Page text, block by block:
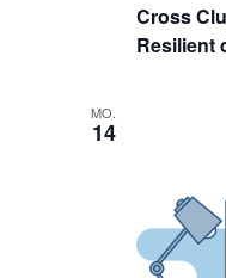
Cross
Resilient
MO.
14